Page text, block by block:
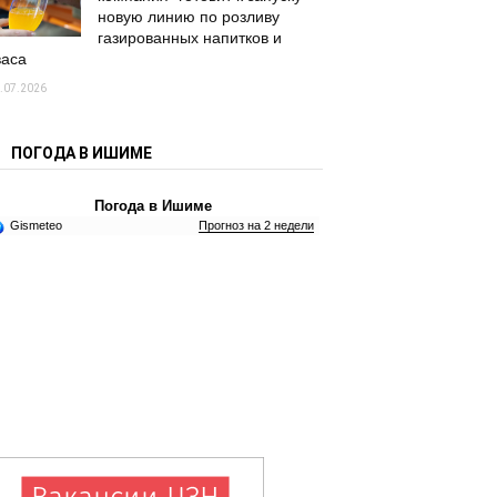
новую линию по розливу
газированных напитков и
ПОГОДА В ИШИМЕ
Погода в Ишиме
Gismeteo Прогноз на 2 недели